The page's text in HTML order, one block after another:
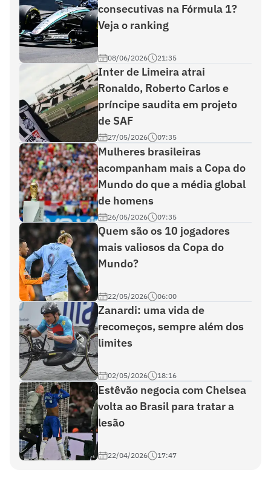
consecutivas na Fórmula 1?
Veja o ranking
08/06/2026 21:35
Inter de Limeira atrai
Ronaldo, Roberto Carlos e
príncipe saudita em projeto
de SAF
27/05/2026 07:35
Mulheres brasileiras
acompanham mais a Copa do
Mundo do que a média global
de homens
26/05/2026 07:35
Quem são os 10 jogadores
mais valiosos da Copa do
Mundo?
22/05/2026 06:00
Zanardi: uma vida de
recomeços, sempre além dos
limites
02/05/2026 18:16
Estêvão negocia com Chelsea
volta ao Brasil para tratar a
lesão
22/04/2026 17:47